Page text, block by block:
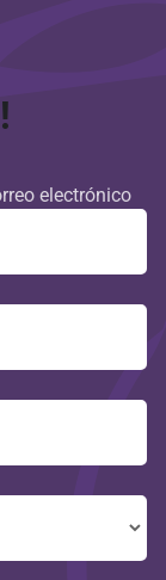
electrónico